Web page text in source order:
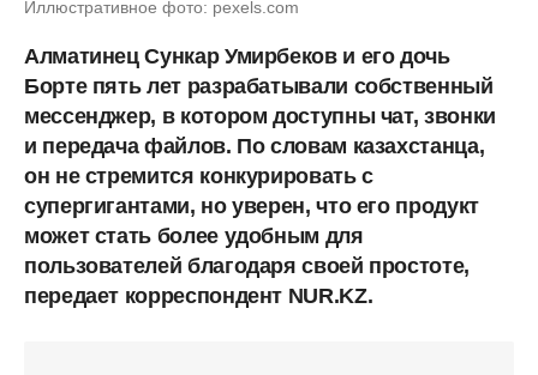
Иллюстративное фото: pexels.com
Алматинец Сункар Умирбеков и его дочь
Борте пять лет разрабатывали собственный
мессенджер, в котором доступны чат, звонки
и передача файлов. По словам казахстанца,
он не стремится конкурировать с
супергигантами, но уверен, что его продукт
может стать более удобным для
пользователей благодаря своей простоте,
передает корреспондент NUR.KZ.